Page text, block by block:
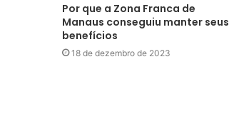
Por que a Zona Franca de
Manaus conseguiu manter seus
benefícios
18 de dezembro de 2023